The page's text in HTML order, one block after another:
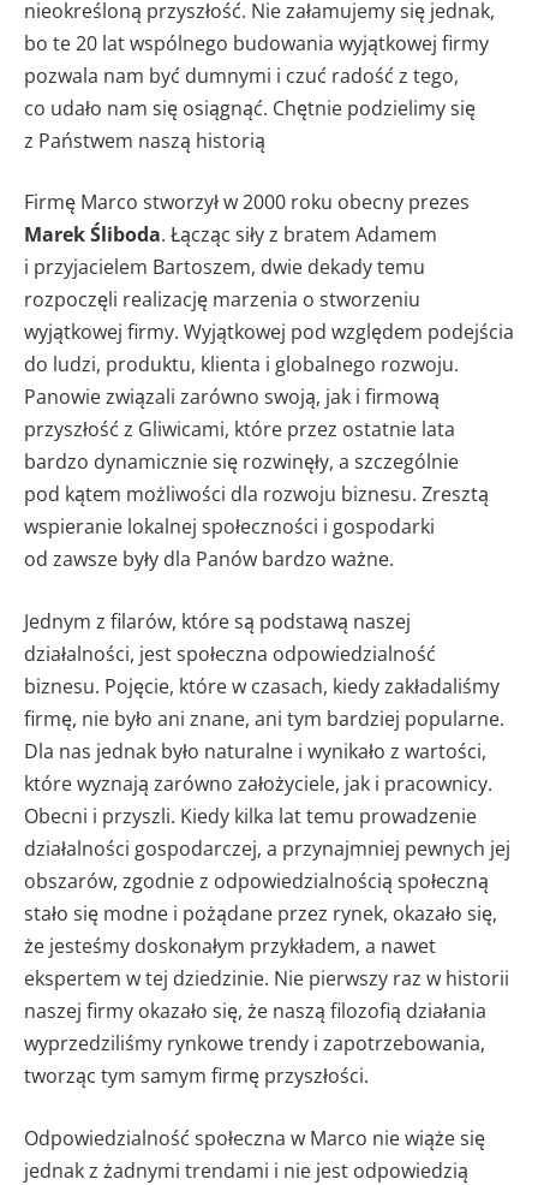
nieokreśloną przyszłość. Nie załamujemy się jednak,
bo te 20 lat wspólnego budowania wyjątkowej firmy
pozwala nam być dumnymi i czuć radość z tego,
co udało nam się osiągnąć. Chętnie podzielimy się
z Państwem naszą historią
Firmę Marco stworzył w 2000 roku obecny prezes
Marek Śliboda. Łącząc siły z bratem Adamem
i przyjacielem Bartoszem, dwie dekady temu
rozpoczęli realizację marzenia o stworzeniu
wyjątkowej firmy. Wyjątkowej pod względem podejścia
do ludzi, produktu, klienta i globalnego rozwoju.
Panowie związali zarówno swoją, jak i firmową
przyszłość z Gliwicami, które przez ostatnie lata
bardzo dynamicznie się rozwinęły, a szczególnie
pod kątem możliwości dla rozwoju biznesu. Zresztą
wspieranie lokalnej społeczności i gospodarki
od zawsze były dla Panów bardzo ważne.
Jednym z filarów, które są podstawą naszej
działalności, jest społeczna odpowiedzialność
biznesu. Pojęcie, które w czasach, kiedy zakładaliśmy
firmę, nie było ani znane, ani tym bardziej popularne.
Dla nas jednak było naturalne i wynikało z wartości,
które wyznają zarówno założyciele, jak i pracownicy.
Obecni i przyszli. Kiedy kilka lat temu prowadzenie
działalności gospodarczej, a przynajmniej pewnych jej
obszarów, zgodnie z odpowiedzialnością społeczną
stało się modne i pożądane przez rynek, okazało się,
że jesteśmy doskonałym przykładem, a nawet
ekspertem w tej dziedzinie. Nie pierwszy raz w historii
naszej firmy okazało się, że naszą filozofią działania
wyprzedziliśmy rynkowe trendy i zapotrzebowania,
tworząc tym samym firmę przyszłości.
Odpowiedzialność społeczna w Marco nie wiąże się
jednak z żadnymi trendami i nie jest odpowiedzią